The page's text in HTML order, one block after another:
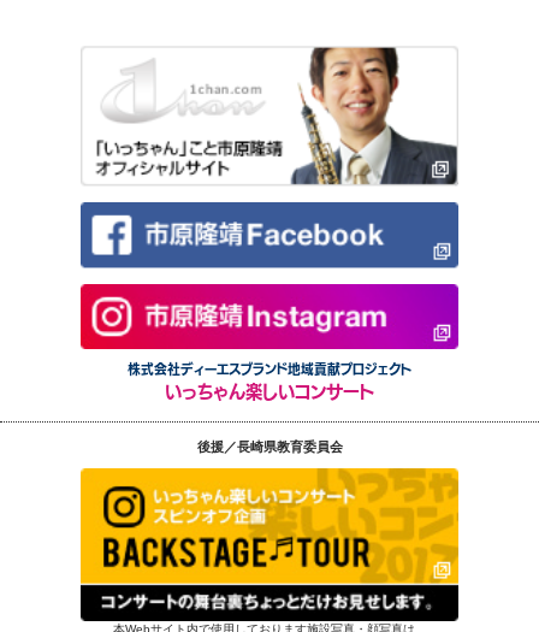
株式会社ディーエスブランド地域貢献プロジェクト
いっちゃん楽しいコンサート
後援／長崎県教育委員会
本Webサイト内で使用しております施設写真・顔写真は、